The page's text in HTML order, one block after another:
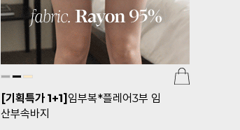
[기획특가 1+1]임부복*플레어3부 임
산부속바지